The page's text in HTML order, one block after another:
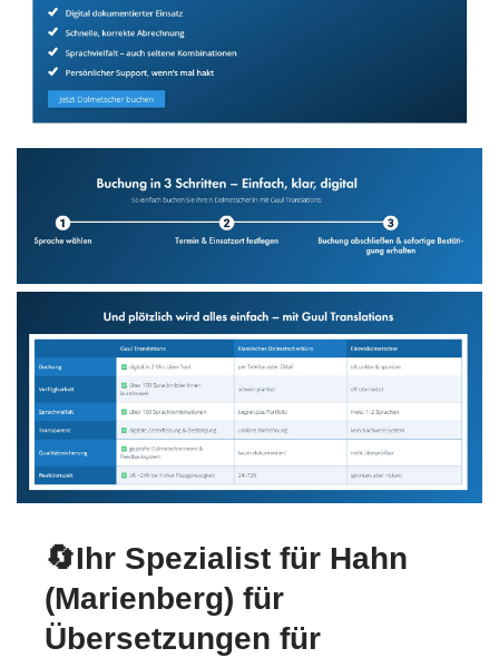
🔄Ihr Spezialist für Hahn
(Marienberg) für
Übersetzungen für